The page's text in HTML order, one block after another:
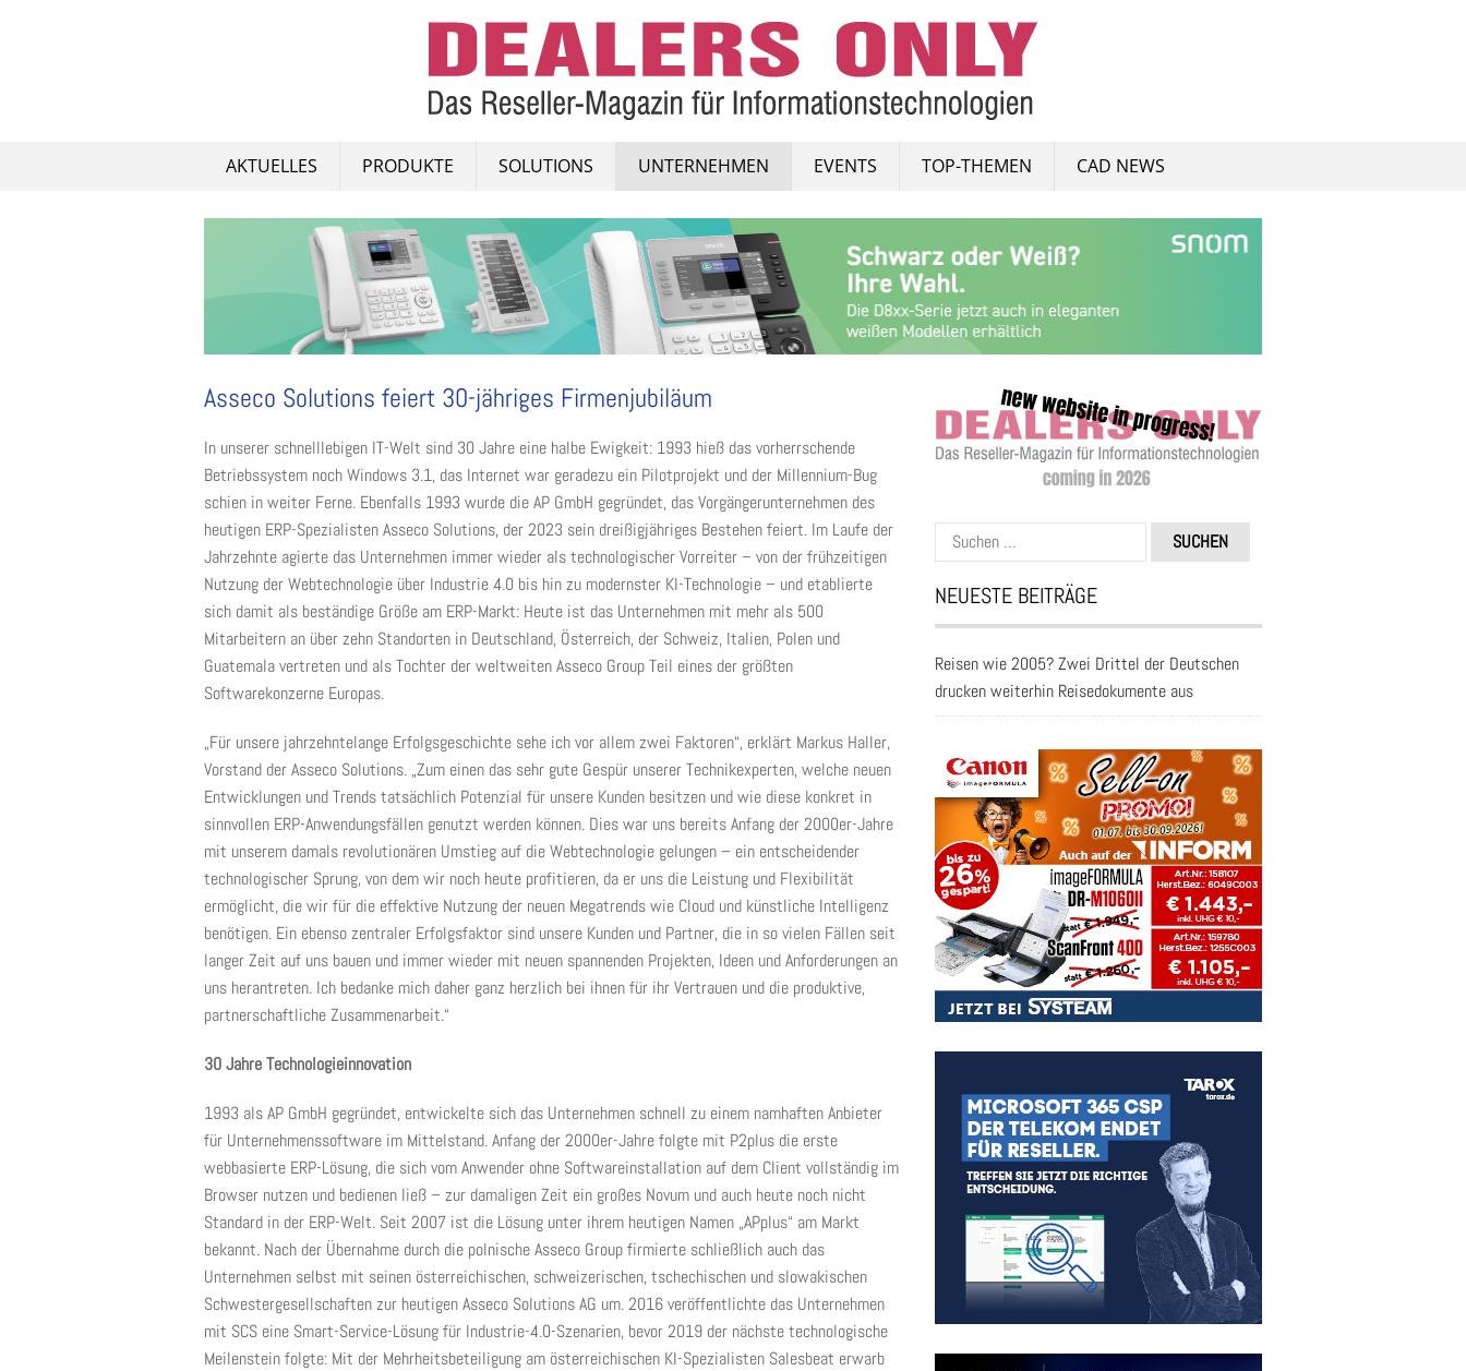
AKTUELLES PRODUKTE SOLUTIONS UNTERNEHMEN EVENTS TOP-THEMEN CAD NEWS
Asseco Solutions feiert 30-jähriges Firmenjubiläum
In unserer schnelllebigen IT-Welt sind 30 Jahre eine halbe Ewigkeit: 1993 hieß das vorherrschende
Betriebssystem noch Windows 3.1, das Internet war geradezu ein Pilotprojekt und der Millennium-Bug
schien in weiter Ferne. Ebenfalls 1993 wurde die AP GmbH gegründet, das Vorgängerunternehmen des
heutigen ERP-Spezialisten Asseco Solutions, der 2023 sein dreißigjähriges Bestehen feiert. Im Laufe der
Jahrzehnte agierte das Unternehmen immer wieder als technologischer Vorreiter – von der frühzeitigen
Nutzung der Webtechnologie über Industrie 4.0 bis hin zu modernster KI-Technologie – und etablierte
sich damit als beständige Größe am ERP-Markt: Heute ist das Unternehmen mit mehr als 500
Mitarbeitern an über zehn Standorten in Deutschland, Österreich, der Schweiz, Italien, Polen und
Guatemala vertreten und als Tochter der weltweiten Asseco Group Teil eines der größten
Softwarekonzerne Europas.
„Für unsere jahrzehntelange Erfolgsgeschichte sehe ich vor allem zwei Faktoren“, erklärt Markus Haller,
Vorstand der Asseco Solutions. „Zum einen das sehr gute Gespür unserer Technikexperten, welche neuen
Entwicklungen und Trends tatsächlich Potenzial für unsere Kunden besitzen und wie diese konkret in
sinnvollen ERP-Anwendungsfällen genutzt werden können. Dies war uns bereits Anfang der 2000er-Jahre
mit unserem damals revolutionären Umstieg auf die Webtechnologie gelungen – ein entscheidender
technologischer Sprung, von dem wir noch heute profitieren, da er uns die Leistung und Flexibilität
ermöglicht, die wir für die effektive Nutzung der neuen Megatrends wie Cloud und künstliche Intelligenz
benötigen. Ein ebenso zentraler Erfolgsfaktor sind unsere Kunden und Partner, die in so vielen Fällen seit
langer Zeit auf uns bauen und immer wieder mit neuen spannenden Projekten, Ideen und Anforderungen an
uns herantreten. Ich bedanke mich daher ganz herzlich bei ihnen für ihr Vertrauen und die produktive,
partnerschaftliche Zusammenarbeit.“
30 Jahre Technologieinnovation
1993 als AP GmbH gegründet, entwickelte sich das Unternehmen schnell zu einem namhaften Anbieter
für Unternehmenssoftware im Mittelstand. Anfang der 2000er-Jahre folgte mit P2plus die erste
webbasierte ERP-Lösung, die sich vom Anwender ohne Softwareinstallation auf dem Client vollständig im
Browser nutzen und bedienen ließ – zur damaligen Zeit ein großes Novum und auch heute noch nicht
Standard in der ERP-Welt. Seit 2007 ist die Lösung unter ihrem heutigen Namen „APplus“ am Markt
bekannt. Nach der Übernahme durch die polnische Asseco Group firmierte schließlich auch das
Unternehmen selbst mit seinen österreichischen, schweizerischen, tschechischen und slowakischen
Schwestergesellschaften zur heutigen Asseco Solutions AG um. 2016 veröffentlichte das Unternehmen
mit SCS eine Smart-Service-Lösung für Industrie-4.0-Szenarien, bevor 2019 der nächste technologische
Meilenstein folgte: Mit der Mehrheitsbeteiligung am österreichischen KI-Spezialisten Salesbeat erwarb
Suchen
nach:
NEUESTE BEITRÄGE
Reisen wie 2005? Zwei Drittel der Deutschen
drucken weiterhin Reisedokumente aus